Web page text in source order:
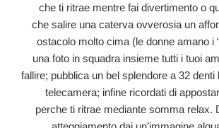
che ti ritrae mentre fai divertimento o
che salire una caterva ovverosia un
ostacolo molto cima (le donne amano i
una foto in squadra insieme tutti i tuoi
fallire; pubblica un bel splendore a 32 denti
telecamera; infine ricordati di
perche ti ritrae mediante somma relax.